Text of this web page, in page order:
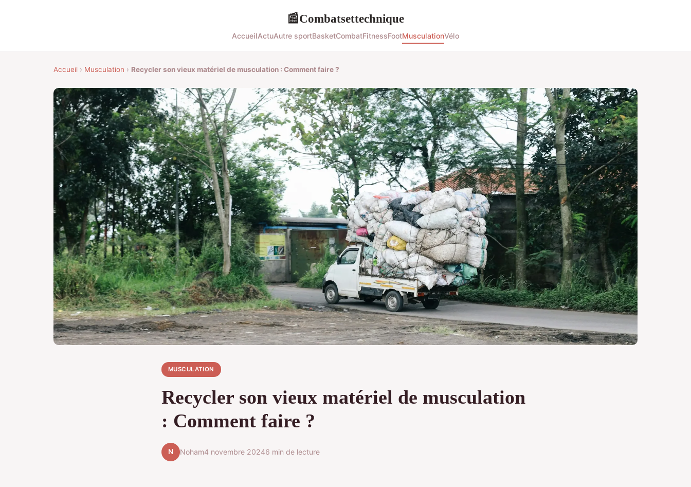
📰Combatsettechnique
AccueilActuAutre sportBasketCombatFitnessFootMusculationVélo
Accueil › Musculation › Recycler son vieux matériel de musculation : Comment faire ?
MUSCULATION
Recycler son vieux matériel de musculation
: Comment faire ?
N Noham4 novembre 20246 min de lecture